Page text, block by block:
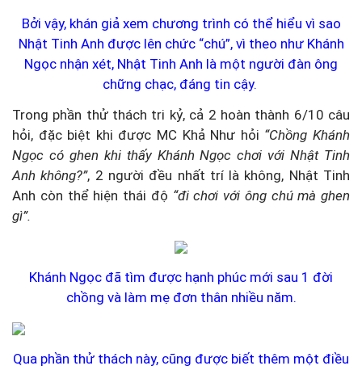
Bởi vậy, khán giả xem chương trình có thể hiểu vì sao
Nhật Tinh Anh được lên chức “chú”, vì theo như Khánh
Ngọc nhận xét, Nhật Tinh Anh là một người đàn ông
chững chạc, đáng tin cậy.
Trong phần thử thách tri kỷ, cả 2 hoàn thành 6/10 câu
hỏi, đặc biệt khi được MC Khả Như hỏi “Chồng Khánh
Ngọc có ghen khi thấy Khánh Ngọc chơi với Nhật Tinh
Anh không?”, 2 người đều nhất trí là không, Nhật Tinh
Anh còn thể hiện thái độ “đi chơi với ông chú mà ghen
gì”.
Khánh Ngọc đã tìm được hạnh phúc mới sau 1 đời
chồng và làm mẹ đơn thân nhiều năm.
Qua phần thử thách này, cũng được biết thêm một điều